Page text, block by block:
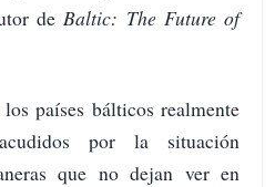
deBaltic: The Future of
países bálticos realmente
por la situación
que no dejan ver en